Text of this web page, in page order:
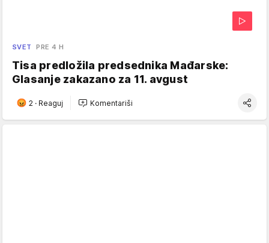
SVET PRE 4 H
Tisa predložila predsednika Mađarske:
Glasanje zakazano za 11. avgust
2 · Reaguj Komentariši